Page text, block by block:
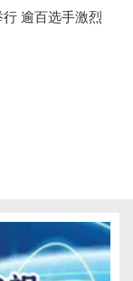
逾百选手激烈